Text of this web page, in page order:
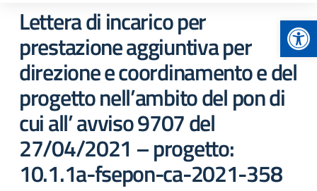
Lettera di incarico per
prestazione aggiuntiva per
direzione e coordinamento e del
progetto nell’ambito del pon di
cui all’ avviso 9707 del
27/04/2021 – progetto:
10.1.1a-fsepon-ca-2021-358